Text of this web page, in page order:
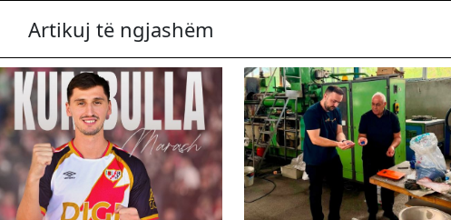
Artikuj të ngjashëm